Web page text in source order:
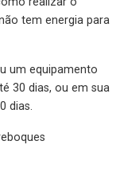
tem energia para
um equipamento
30 dias, ou em sua
dias.